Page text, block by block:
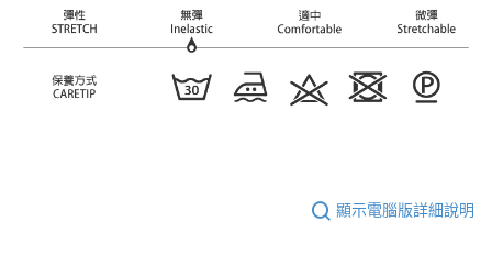
顯示電腦版詳細說明